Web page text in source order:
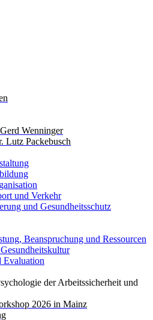
Wenninger
Lutz Packebusch
und Verkehr
und Gesundheitsschutz
Beanspruchung und Ressourcen
Evaluation
der Arbeitssicherheit und
2026 in Mainz